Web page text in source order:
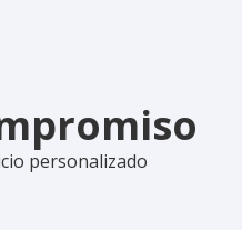
personalizado